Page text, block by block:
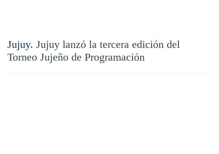
Jujuy. Jujuy lanzó la tercera edición del
Torneo Jujeño de Programación